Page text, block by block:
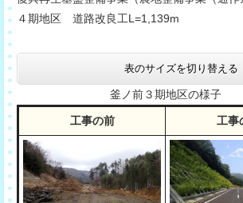
４期地区 道路改良工L=1,139m
表のサイズを切り替える
釜ノ前３期地区の様子
工事の前 工事